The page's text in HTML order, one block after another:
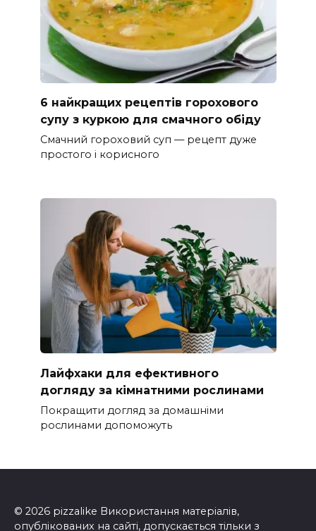
6 найкращих рецептів горохового
супу з куркою для смачного обіду
Смачний гороховий суп — рецепт дуже
простого і корисного
Лайфхаки для ефективного
догляду за кімнатними рослинами
Покращити догляд за домашніми
рослинами допоможуть
© 2026 pizzalike Використання матеріалів,
опублікованих на сайті, допускається тільки з